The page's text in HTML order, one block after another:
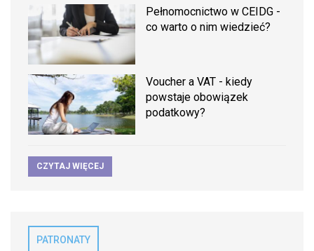
Pełnomocnictwo w CEIDG -
co warto o nim wiedzieć?
Voucher a VAT - kiedy
powstaje obowiązek
podatkowy?
CZYTAJ WIĘCEJ
PATRONATY